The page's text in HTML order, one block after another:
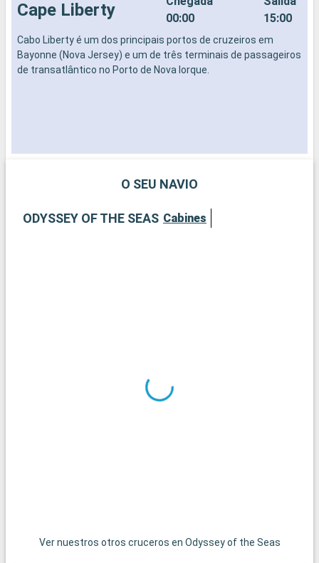
Cape Liberty
00:00
15:00
Cabo Liberty é um dos principais portos de cruzeiros em
Bayonne (Nova Jersey) e um de três terminais de passageiros
de transatlântico no Porto de Nova Iorque.
O SEU NAVIO
ODYSSEY OF THE SEAS Cabines
Ver nuestros otros cruceros en Odyssey of the Seas